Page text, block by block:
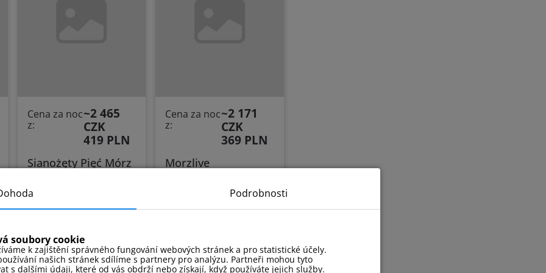
Cena za noc
z:
~2 465
CZK
419 PLN
Sianożęty Pięć Mórz
Podívejte
Cena za noc
z:
~2 171
CZK
369 PLN
Morzlive
Podívejte
Podrobnosti
soubory cookie
k zajištění správného fungování webových stránek a pro statistické účely.
našich stránek sdílíme s partnery pro analýzu. Partneři mohou tyto
s dalšími údaji, které od vás obdrží nebo získají, když používáte jejich služby.